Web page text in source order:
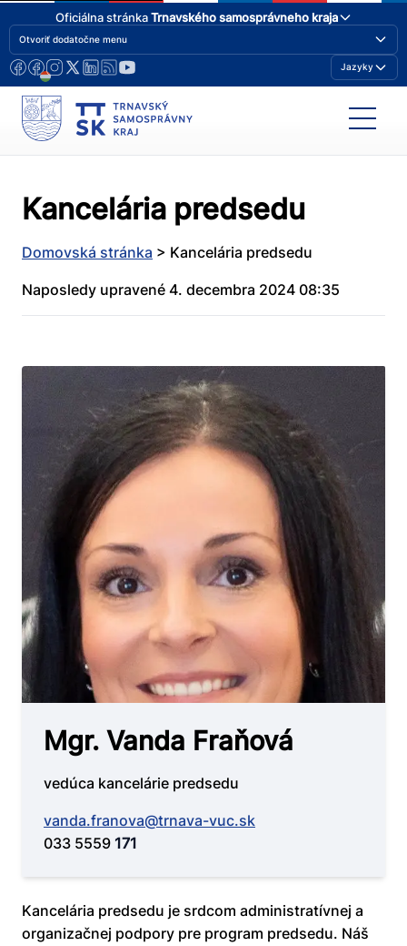
Oficiálna stránkaTrnavského samosprávneho kraja
Otvoriť dodatočne menu
Jazyky
Kancelária predsedu
Domovská stránka > Kancelária predsedu
Naposledy upravené 4. decembra 2024 08:35
Mgr. Vanda Fraňová
vedúca kancelárie predsedu
vanda.franova@trnava-vuc.sk
033 5559 171
Kancelária predsedu je srdcom administratívnej a
organizačnej podpory pre program predsedu. Náš